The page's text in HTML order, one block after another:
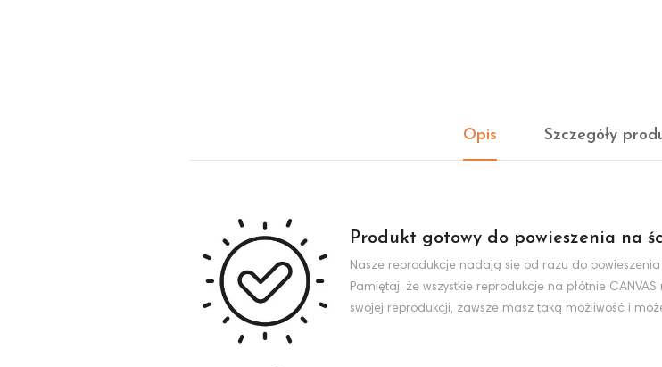
Opis Szczegóły
Produkt gotowy do powieszenia na
Nasze reprodukcje nadają się od razu do
Pamiętaj, że wszystkie reprodukcje na płótnie
swojej reprodukcji, zawsze masz taką możliwość i